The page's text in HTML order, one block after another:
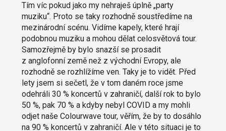
Tím víc pokud jako my nehraješ úplně „party
muziku“. Proto se taky rozhodně soustředíme na
mezinárodní scénu. Vidíme kapely, které hrají
podobnou muziku a mohou dělat celosvětová tour.
Samozřejmě by bylo snazší se prosadit
z anglofonní země než z východní Evropy, ale
rozhodně se rozhlížíme ven. Taky je to vidět. Před
lety jsem si sečetl, že v tom daném roce jsme
odehráli 30 % koncertů v zahraničí, další rok to bylo
50 %, pak 70 % a kdyby nebyl COVID a my mohli
odjet naše Colourwave tour, věřím, že by to dosáhlo
na 90 % koncertů v zahraničí. Ale v této situaci je to